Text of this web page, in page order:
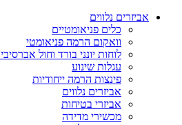
אביזרים נלווים
כלים פניאומטיים
וואקום הרמה פניאומטי
לוחות יונני בורד וחול אברסיבי GMA
עגלות שינוע
פינצות הרמה ייחודיות
אביזרים נלווים
אביזרי בטיחות
מכשירי מדידה